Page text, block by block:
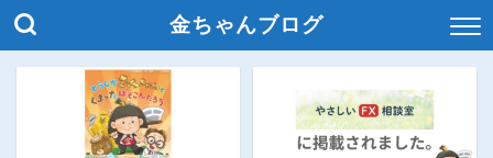
金ちゃんブログ